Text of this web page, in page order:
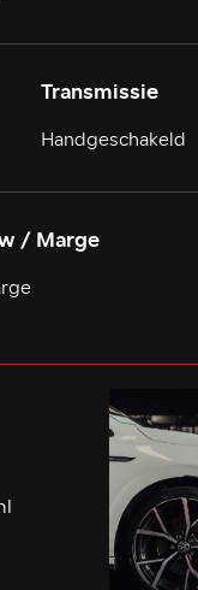
Transmissie
Handgeschakeld
/ Marge